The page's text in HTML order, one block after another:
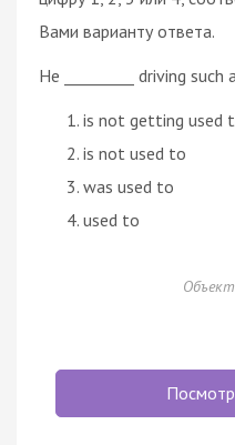
Вами варианту ответа.
He _________ driving such
is not getting used
is not used to
was used to
used to